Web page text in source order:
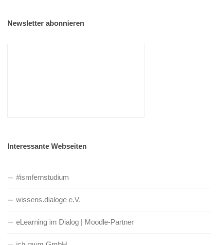
Newsletter abonnieren
Interessante Webseiten
#ismfernstudium
wissens.dialoge e.V.
eLearning im Dialog | Moodle-Partner